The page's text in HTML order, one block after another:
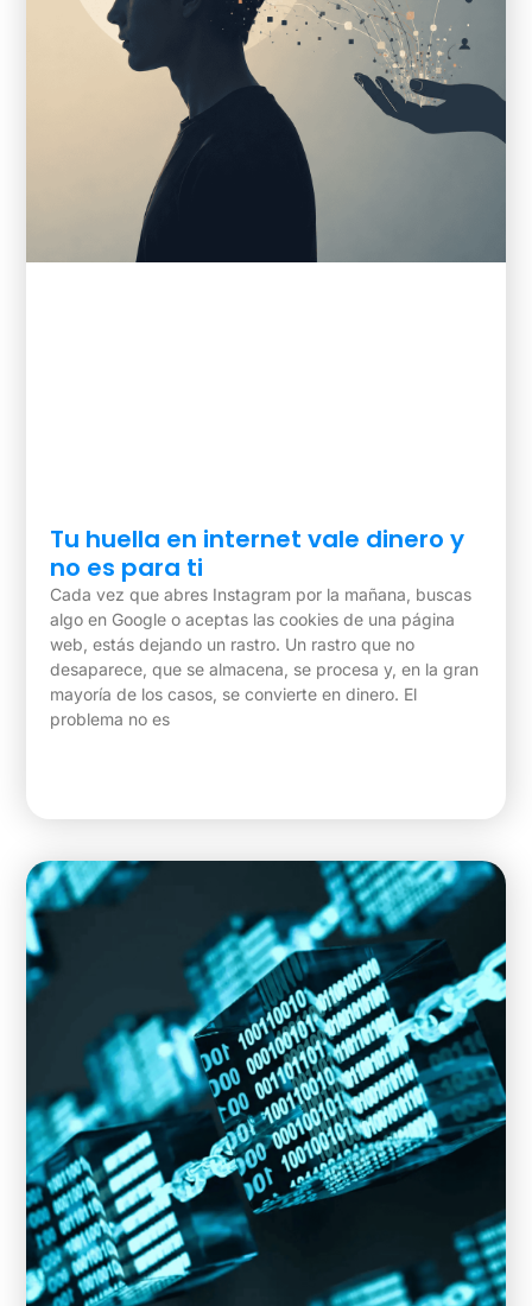
Tu huella en internet vale dinero y
no es para ti
Cada vez que abres Instagram por la mañana, buscas
algo en Google o aceptas las cookies de una página
web, estás dejando un rastro. Un rastro que no
desaparece, que se almacena, se procesa y, en la gran
mayoría de los casos, se convierte en dinero. El
problema no es